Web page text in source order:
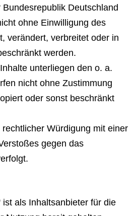
Deutschland
ohne Einwilligung des
verändert, verbreitet oder in
werden.
unterliegen den o. a.
nicht ohne Zustimmung
oder sonst beschränkt
Würdigung mit einer
gegen das
ist als Inhaltsanbieter für die